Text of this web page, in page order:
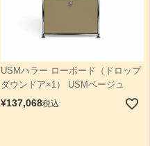
USMハラー ローボード（ドロップ
ダウンドア×1） USMベージュ
¥137,068税込